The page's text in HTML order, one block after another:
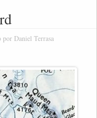
por Daniel Terrasa